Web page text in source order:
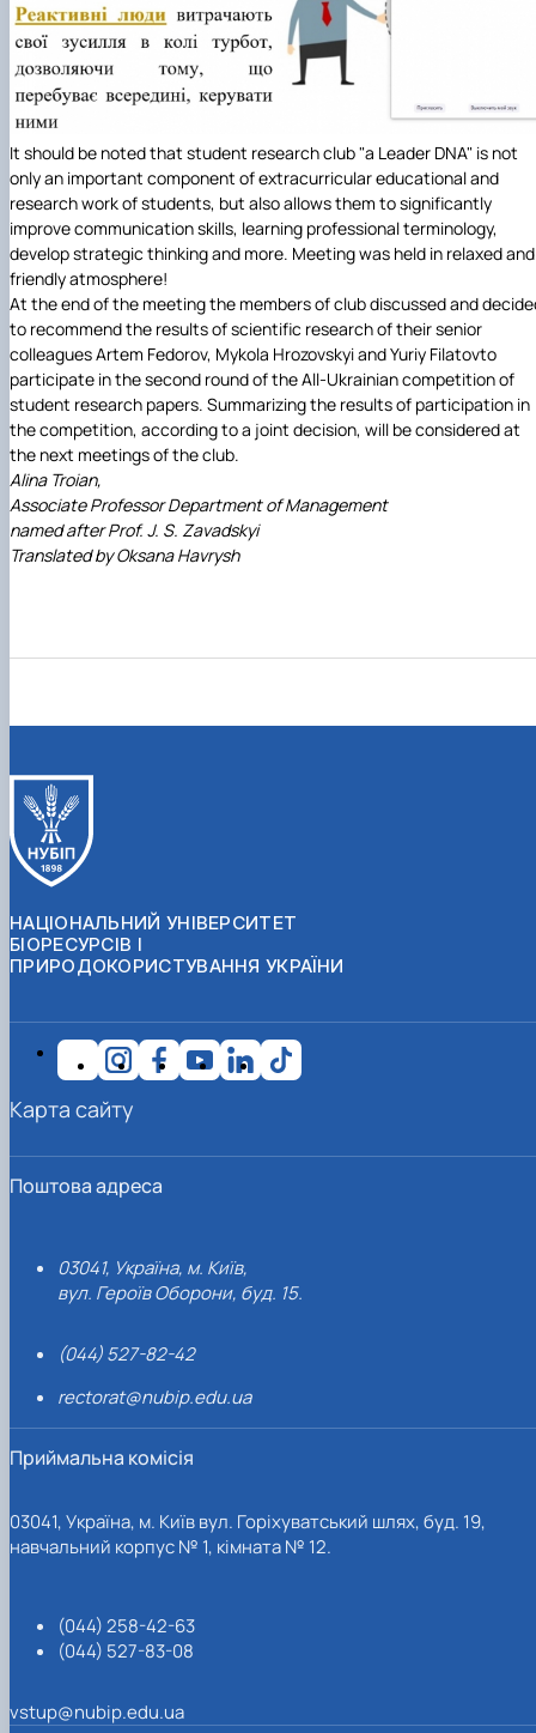
It should be noted that student research club "a Leader DNA" is not
only an important component of extracurricular educational and
research work of students, but also allows them to significantly
improve communication skills, learning professional terminology,
develop strategic thinking and more. Meeting was held in relaxed and
friendly atmosphere!
At the end of the meeting the members of club discussed and
to recommend the results of scientific research of their senior
colleagues Artem Fedorov, Mykola Hrozovskyi and Yuriy Filatovto
participate in the second round of the All-Ukrainian competition of
student research papers. Summarizing the results of participation in
the competition, according to a joint decision, will be considered at
the next meetings of the club.
Alina Troian,
Associate Professor Department of Management
named after Prof. J. S. Zavadskyi
Translated by Oksana Havrysh
НАЦІОНАЛЬНИЙ УНІВЕРСИТЕТ
БІОРЕСУРСІВ І
ПРИРОДОКОРИСТУВАННЯ УКРАЇНИ
Поштова адреса
03041, Україна, м. Київ,
вул. Героїв Оборони, буд. 15.
(044) 527-82-42
rectorat@nubip.edu.ua
Приймальна комісія
03041, Україна, м. Київ вул. Горіхуватський шлях, буд. 19,
навчальний корпус № 1, кімната № 12.
(044) 258-42-63
(044) 527-83-08
vstup@nubip.edu.ua
Карта сайту